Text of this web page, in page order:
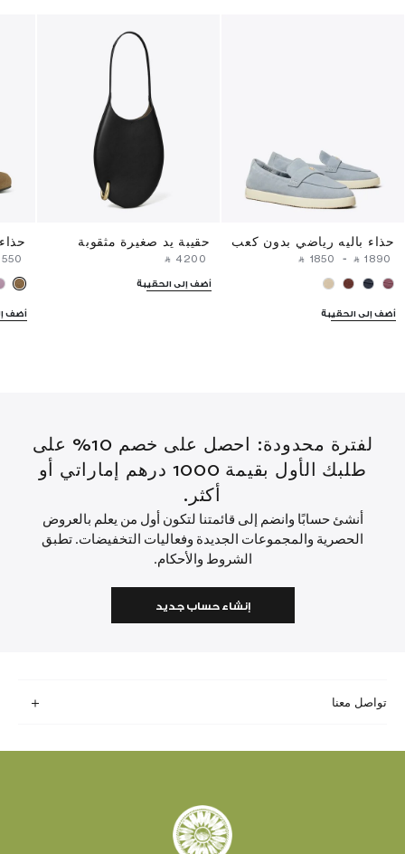
حذاء باليه رياضي بدون كعب
‎ ⃁ ⁦1850⁩ ‎ - ‎ ⃁ ⁦1890⁩ ‎
أضف إلى الحقيبة
حقيبة يد صغيرة مثقوبة
‎ ⃁ ⁦4200⁩ ‎
أضف إلى الحقيبة
أضف
لفترة محدودة: احصل على خصم 10% على
طلبك الأول بقيمة 1000 درهم إماراتي أو
أكثر.
أنشئ حسابًا وانضم إلى قائمتنا لتكون أول من يعلم بالعروض
الحصرية والمجموعات الجديدة وفعاليات التخفيضات. تطبق
الشروط والأحكام.
إنشاء حساب جديد
تواصل معنا